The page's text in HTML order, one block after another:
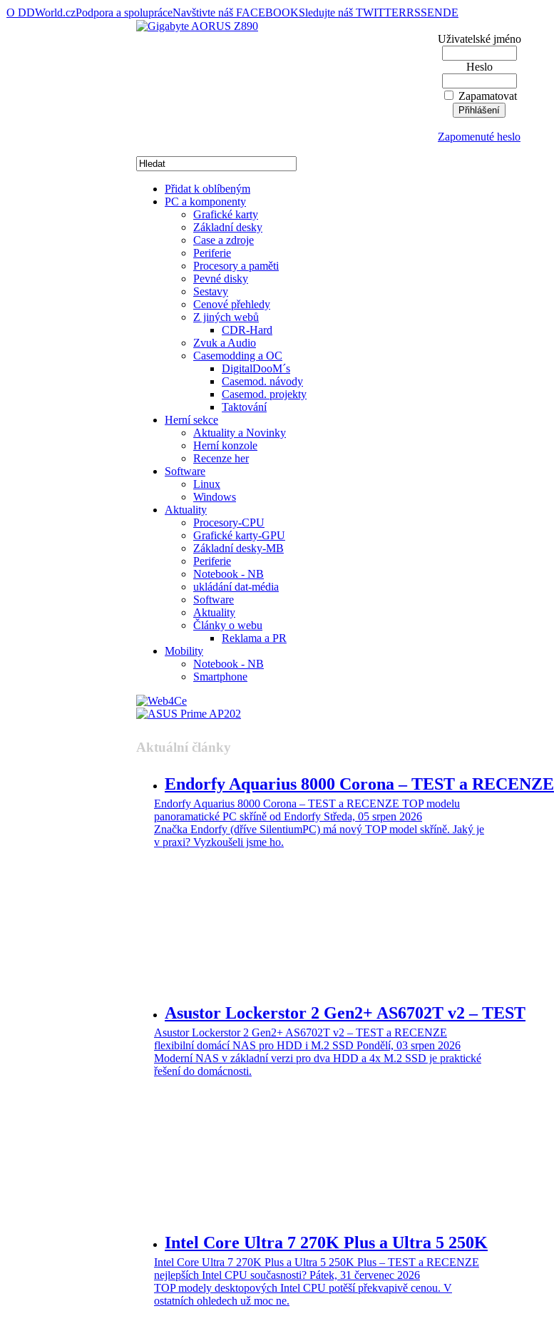
O DDWorld.czPodpora a spolupráceNavštivte náš FACEBOOKSledujte náš TWITTERRSSENDE
Uživatelské jméno
Heslo
Zapamatovat
Zapomenuté heslo
Přidat k oblíbeným
PC a komponenty
Grafické karty
Základní desky
Case a zdroje
Periferie
Procesory a paměti
Pevné disky
Sestavy
Cenové přehledy
Z jiných webů
CDR-Hard
Zvuk a Audio
Casemodding a OC
DigitalDooM´s
Casemod. návody
Casemod. projekty
Taktování
Herní sekce
Aktuality a Novinky
Herní konzole
Recenze her
Software
Linux
Windows
Aktuality
Procesory-CPU
Grafické karty-GPU
Základní desky-MB
Periferie
Notebook - NB
ukládání dat-média
Software
Aktuality
Články o webu
Reklama a PR
Mobility
Notebook - NB
Smartphone
Aktuální články
Endorfy Aquarius 8000 Corona – TEST a RECENZE
Endorfy Aquarius 8000 Corona – TEST a RECENZE TOP modelu
panoramatické PC skříně od Endorfy Středa, 05 srpen 2026
Značka Endorfy (dříve SilentiumPC) má nový TOP model skříně. Jaký je
v praxi? Vyzkoušeli jsme ho.
Asustor Lockerstor 2 Gen2+ AS6702T v2 – TEST
Asustor Lockerstor 2 Gen2+ AS6702T v2 – TEST a RECENZE
flexibilní domácí NAS pro HDD i M.2 SSD Pondělí, 03 srpen 2026
Moderní NAS v základní verzi pro dva HDD a 4x M.2 SSD je praktické
řešení do domácnosti.
Intel Core Ultra 7 270K Plus a Ultra 5 250K
Intel Core Ultra 7 270K Plus a Ultra 5 250K Plus – TEST a RECENZE
nejlepších Intel CPU současnosti? Pátek, 31 červenec 2026
TOP modely desktopových Intel CPU potěší překvapivě cenou. V
ostatních ohledech už moc ne.